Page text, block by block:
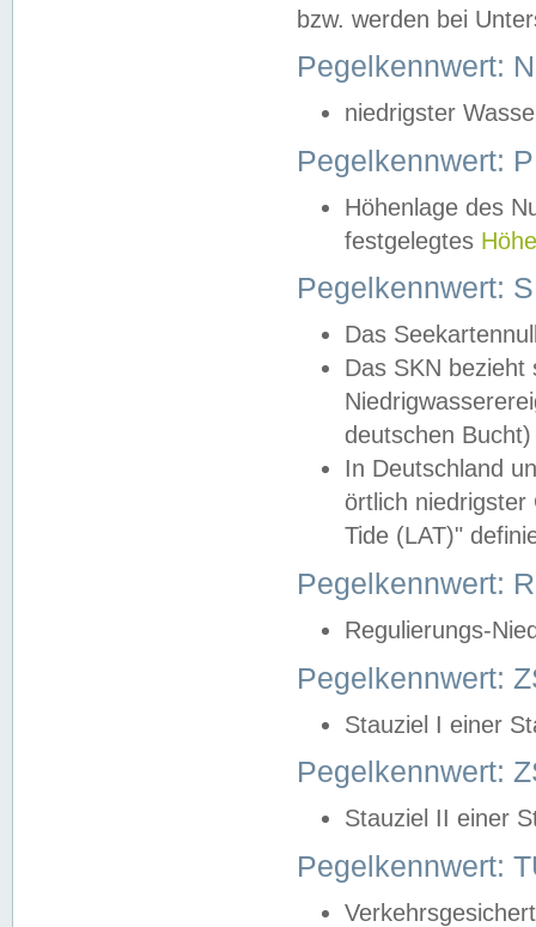
bzw. werden bei
Pegelkennwert:
niedrigster
Pegelkennwert:
Höhenlage des
festgelegtes
Pegelkennwert:
Das
Das SKN
deutschen
In Deutschland
örtlich
Tide (LAT)"
Pegelkennwert:
Regulierungs-
Pegelkennwert:
Stauziel I einer
Pegelkennwert:
Stauziel II einer
Pegelkennwert: